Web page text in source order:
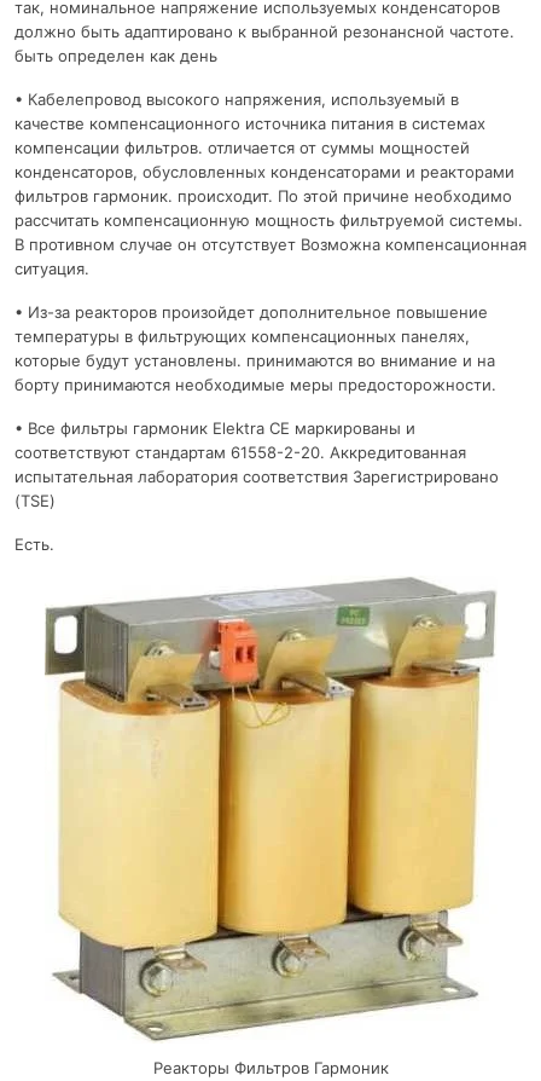
так, номинальное напряжение используемых конденсаторов
должно быть адаптировано к выбранной резонансной частоте.
быть определен как день
• Кабелепровод высокого напряжения, используемый в
качестве компенсационного источника питания в системах
компенсации фильтров. отличается от суммы мощностей
конденсаторов, обусловленных конденсаторами и реакторами
фильтров гармоник. происходит. По этой причине необходимо
рассчитать компенсационную мощность фильтруемой системы.
В противном случае он отсутствует Возможна компенсационная
ситуация.
• Из-за реакторов произойдет дополнительное повышение
температуры в фильтрующих компенсационных панелях,
которые будут установлены. принимаются во внимание и на
борту принимаются необходимые меры предосторожности.
• Все фильтры гармоник Elektra CE маркированы и
соответствуют стандартам 61558-2-20. Аккредитованная
испытательная лаборатория соответствия Зарегистрировано
(TSE)
Есть.
Реакторы Фильтров Гармоник